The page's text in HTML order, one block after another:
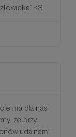
<3
ma dla nas
że przy
uda nam